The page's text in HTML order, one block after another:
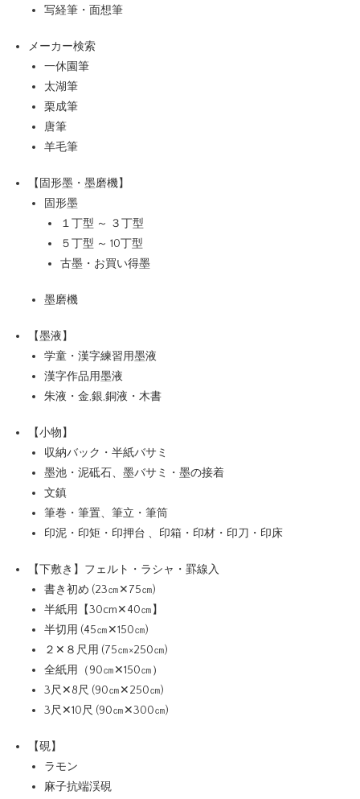
写経筆・面想筆
メーカー検索
一休園筆
太湖筆
栗成筆
唐筆
羊毛筆
【固形墨・墨磨機】
固形墨
１丁型 ～ ３丁型
５丁型 ～ 10丁型
古墨・お買い得墨
墨磨機
【墨液】
学童・漢字練習用墨液
漢字作品用墨液
朱液・金,銀,銅液・木書
【小物】
収納バック・半紙バサミ
墨池・泥砥石、墨バサミ・墨の接着
文鎮
筆巻・筆置、筆立・筆筒
印泥・印矩・印押台 、印箱・印材・印刀・印床
【下敷き】フェルト・ラシャ・罫線入
書き初め (23㎝✕75㎝)
半紙用【30cm✕40㎝】
半切用 (45㎝✕150㎝)
２✕８尺用 (75㎝×250㎝)
全紙用（90㎝✕150㎝）
3尺✕8尺 (90㎝✕250㎝)
3尺✕10尺 (90㎝✕300㎝)
【硯】
ラモン
麻子抗端渓硯